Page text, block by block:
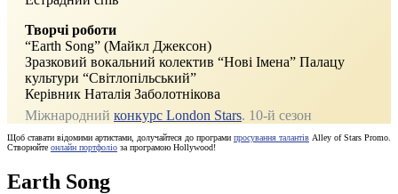
Творчі роботи
“Earth Song” (Майкл Джексон)
Зразковий вокальний колектив “Нові Імена” Палацу
культури “Світлопільський”
Керівник Наталія Заболотнікова
Міжнародний конкурс London Stars. 10-й сезон
Щоб ставати відомими артистами, долучайтеся до програми просування талантів Alley of Stars Promo.
Створюйте онлайн портфоліо за програмою Hollywood!
Earth Song